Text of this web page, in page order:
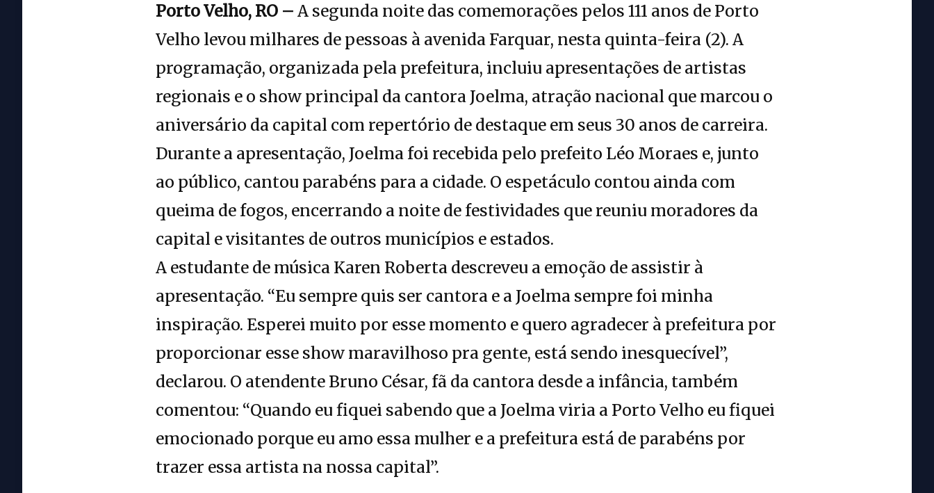
Porto Velho, RO – A segunda noite das comemorações pelos 111 anos de Porto
Velho levou milhares de pessoas à avenida Farquar, nesta quinta-feira (2). A
programação, organizada pela prefeitura, incluiu apresentações de artistas
regionais e o show principal da cantora Joelma, atração nacional que marcou o
aniversário da capital com repertório de destaque em seus 30 anos de carreira.
Durante a apresentação, Joelma foi recebida pelo prefeito Léo Moraes e, junto
ao público, cantou parabéns para a cidade. O espetáculo contou ainda com
queima de fogos, encerrando a noite de festividades que reuniu moradores da
capital e visitantes de outros municípios e estados.
A estudante de música Karen Roberta descreveu a emoção de assistir à
apresentação. “Eu sempre quis ser cantora e a Joelma sempre foi minha
inspiração. Esperei muito por esse momento e quero agradecer à prefeitura por
proporcionar esse show maravilhoso pra gente, está sendo inesquecível”,
declarou. O atendente Bruno César, fã da cantora desde a infância, também
comentou: “Quando eu fiquei sabendo que a Joelma viria a Porto Velho eu fiquei
emocionado porque eu amo essa mulher e a prefeitura está de parabéns por
trazer essa artista na nossa capital”.